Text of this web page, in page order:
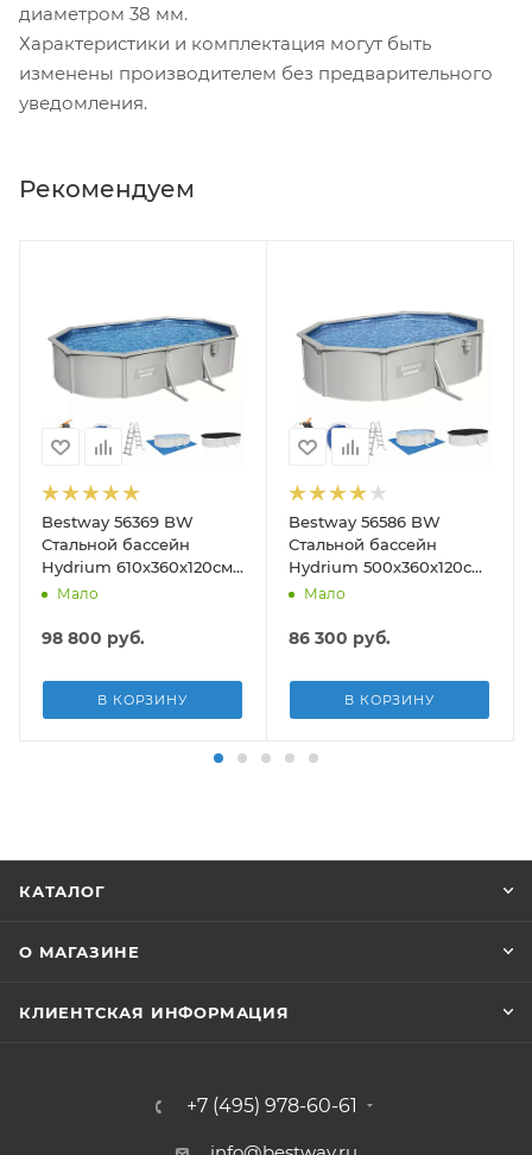
диаметром 38 мм.
Характеристики и комплектация могут быть
изменены производителем без предварительного
уведомления.
Рекомендуем
Bestway 56369 BW
Стальной бассейн
Hydrium 610х360х120см,
19929л, песч.фил.-нас
подст.
Мало
98 800 руб.
В КОРЗИНУ
Bestway 56586 BW
Стальной бассейн
Hydrium 500х360х120см,
16296л, песч.фил.-нас
подст, попл.-доз
Мало
86 300 руб.
В КОРЗИНУ
КАТАЛОГ
О МАГАЗИНЕ
КЛИЕНТСКАЯ ИНФОРМАЦИЯ
+7 (495) 978-60-61